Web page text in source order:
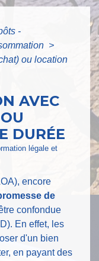
-
>
ou location
AVEC
DURÉE
légale et
encore
de
confondue
En effet, les
d'un bien
en payant des